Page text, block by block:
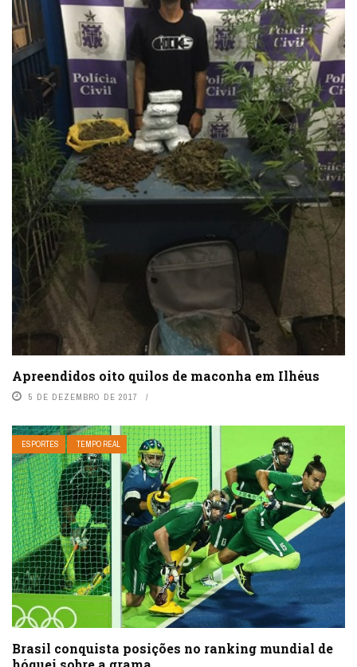
Apreendidos oito quilos de maconha em Ilhéus
5 DE DEZEMBRO DE 2017
ESPORTES TEMPO REAL
Brasil conquista posições no ranking mundial de